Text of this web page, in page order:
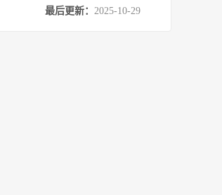
最后更新： 2025-10-29